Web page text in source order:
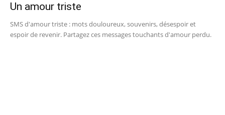
Un amour triste
SMS d'amour triste : mots douloureux, souvenirs, désespoir et
espoir de revenir. Partagez ces messages touchants d'amour perdu.